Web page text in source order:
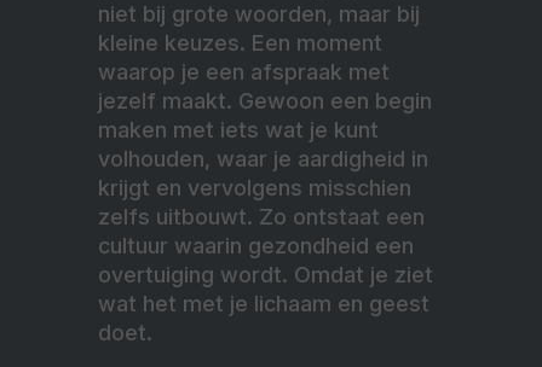
niet bij grote woorden, maar bij
kleine keuzes. Een moment
waarop je een afspraak met
jezelf maakt. Gewoon een begin
maken met iets wat je kunt
volhouden, waar je aardigheid in
krijgt en vervolgens misschien
zelfs uitbouwt. Zo ontstaat een
cultuur waarin gezondheid een
overtuiging wordt. Omdat je ziet
wat het met je lichaam en geest
doet.